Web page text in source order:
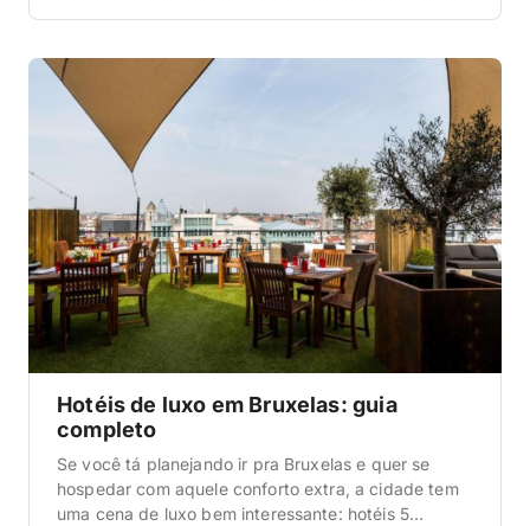
R$ 700 em regiões bem práticas. […]
Hotéis de luxo em Bruxelas: guia
completo
Se você tá planejando ir pra Bruxelas e quer se
hospedar com aquele conforto extra, a cidade tem
uma cena de luxo bem interessante: hotéis 5